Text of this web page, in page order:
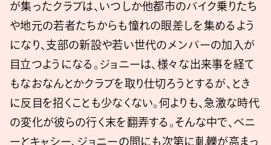
が集ったクラブは、いつしか他都市のバイク乗りたち
や地元の若者たちからも憧れの眼差しを集めるよう
になり、支部の新設や若い世代のメンバーの加入が
目立つようになる。ジョニーは、様々な出来事を経て
もなおなんとかクラブを取り仕切ろうとするが、とき
に反目を招くことも少なくない。何よりも、急激な時代
の変化が彼らの行く末を翻弄する。そんな中で、ベニ
ーとキャシー、ジョニーの間にも次第に軋轢が高まっ